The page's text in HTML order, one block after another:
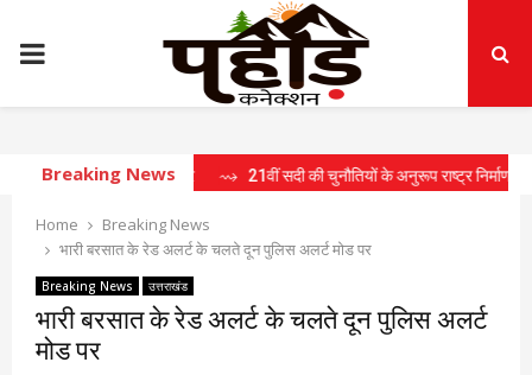
PRIMARY
MENU
Breaking News
पर लगी मुहर ⇝ 21वीं सदी की चुनौतियों के अनुरूप राष्ट्र निर्माण के लिए तैयार
Home
Breaking News
भारी बरसात के रेड अलर्ट के चलते दून पुलिस अलर्ट मोड पर
Breaking News उत्तराखंड
भारी बरसात के रेड अलर्ट के चलते दून पुलिस अलर्ट
मोड पर